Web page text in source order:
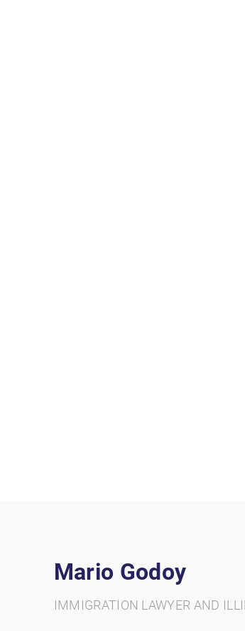
Mario Godoy
IMMIGRATION LAWYER AND